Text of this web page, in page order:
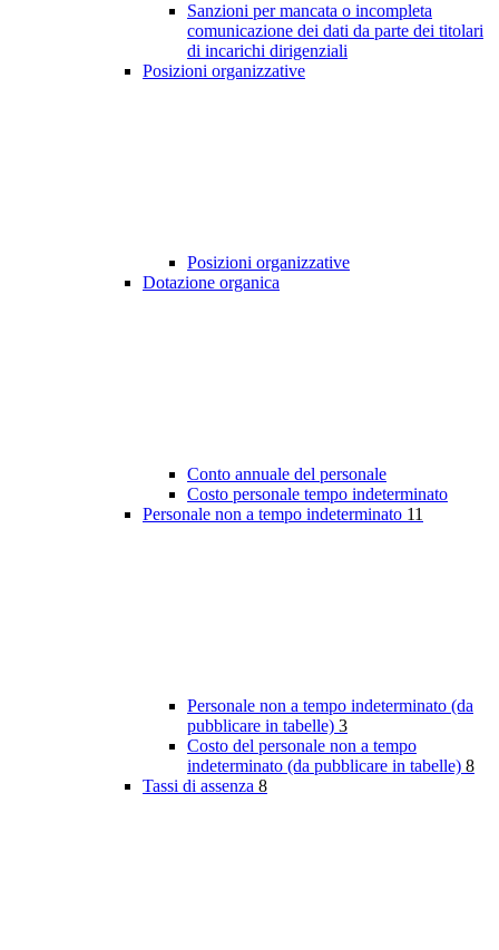
Sanzioni per mancata o incompleta
comunicazione dei dati da parte dei titolari
di incarichi dirigenziali
Posizioni organizzative
Posizioni organizzative
Dotazione organica
Conto annuale del personale
Costo personale tempo indeterminato
Personale non a tempo indeterminato 11
Personale non a tempo indeterminato (da
pubblicare in tabelle) 3
Costo del personale non a tempo
indeterminato (da pubblicare in tabelle) 8
Tassi di assenza 8